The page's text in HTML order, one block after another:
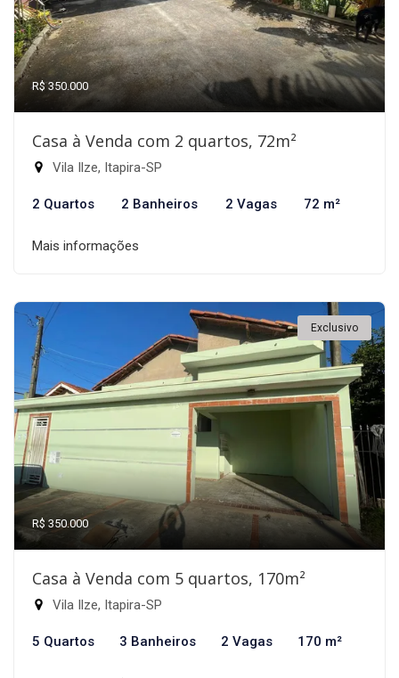
R$ 350.000
Casa à Venda com 2 quartos, 72m²
Vila Ilze, Itapira-SP
2 Quartos 2 Banheiros 2 Vagas 72 m²
Mais informações
Exclusivo
R$ 350.000
Casa à Venda com 5 quartos, 170m²
Vila Ilze, Itapira-SP
5 Quartos 3 Banheiros 2 Vagas 170 m²